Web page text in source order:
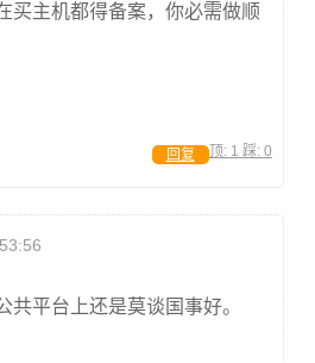
买主机都得备案，你必需做顺
顶: 1 踩: 0
回复
共平台上还是莫谈国事好。